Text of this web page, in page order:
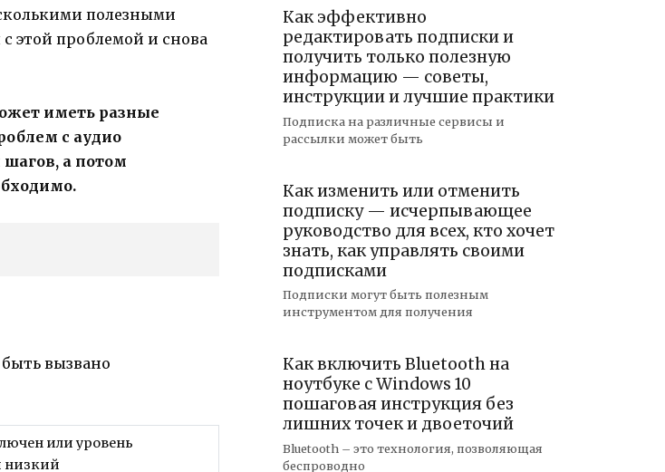
полезными
этой проблемой и снова
иметь разные
с аудио
а потом
вызвано
или уровень
низкий
Как эффективно
редактировать подписки и
получить только полезную
информацию — советы,
инструкции и лучшие практики
Подписка на различные сервисы и
рассылки может быть
Как изменить или отменить
подписку — исчерпывающее
руководство для всех, кто хочет
знать, как управлять своими
подписками
Подписки могут быть полезным
инструментом для получения
Как включить Bluetooth на
ноутбуке с Windows 10
пошаговая инструкция без
лишних точек и двоеточий
Bluetooth – это технология, позволяющая
беспроводно